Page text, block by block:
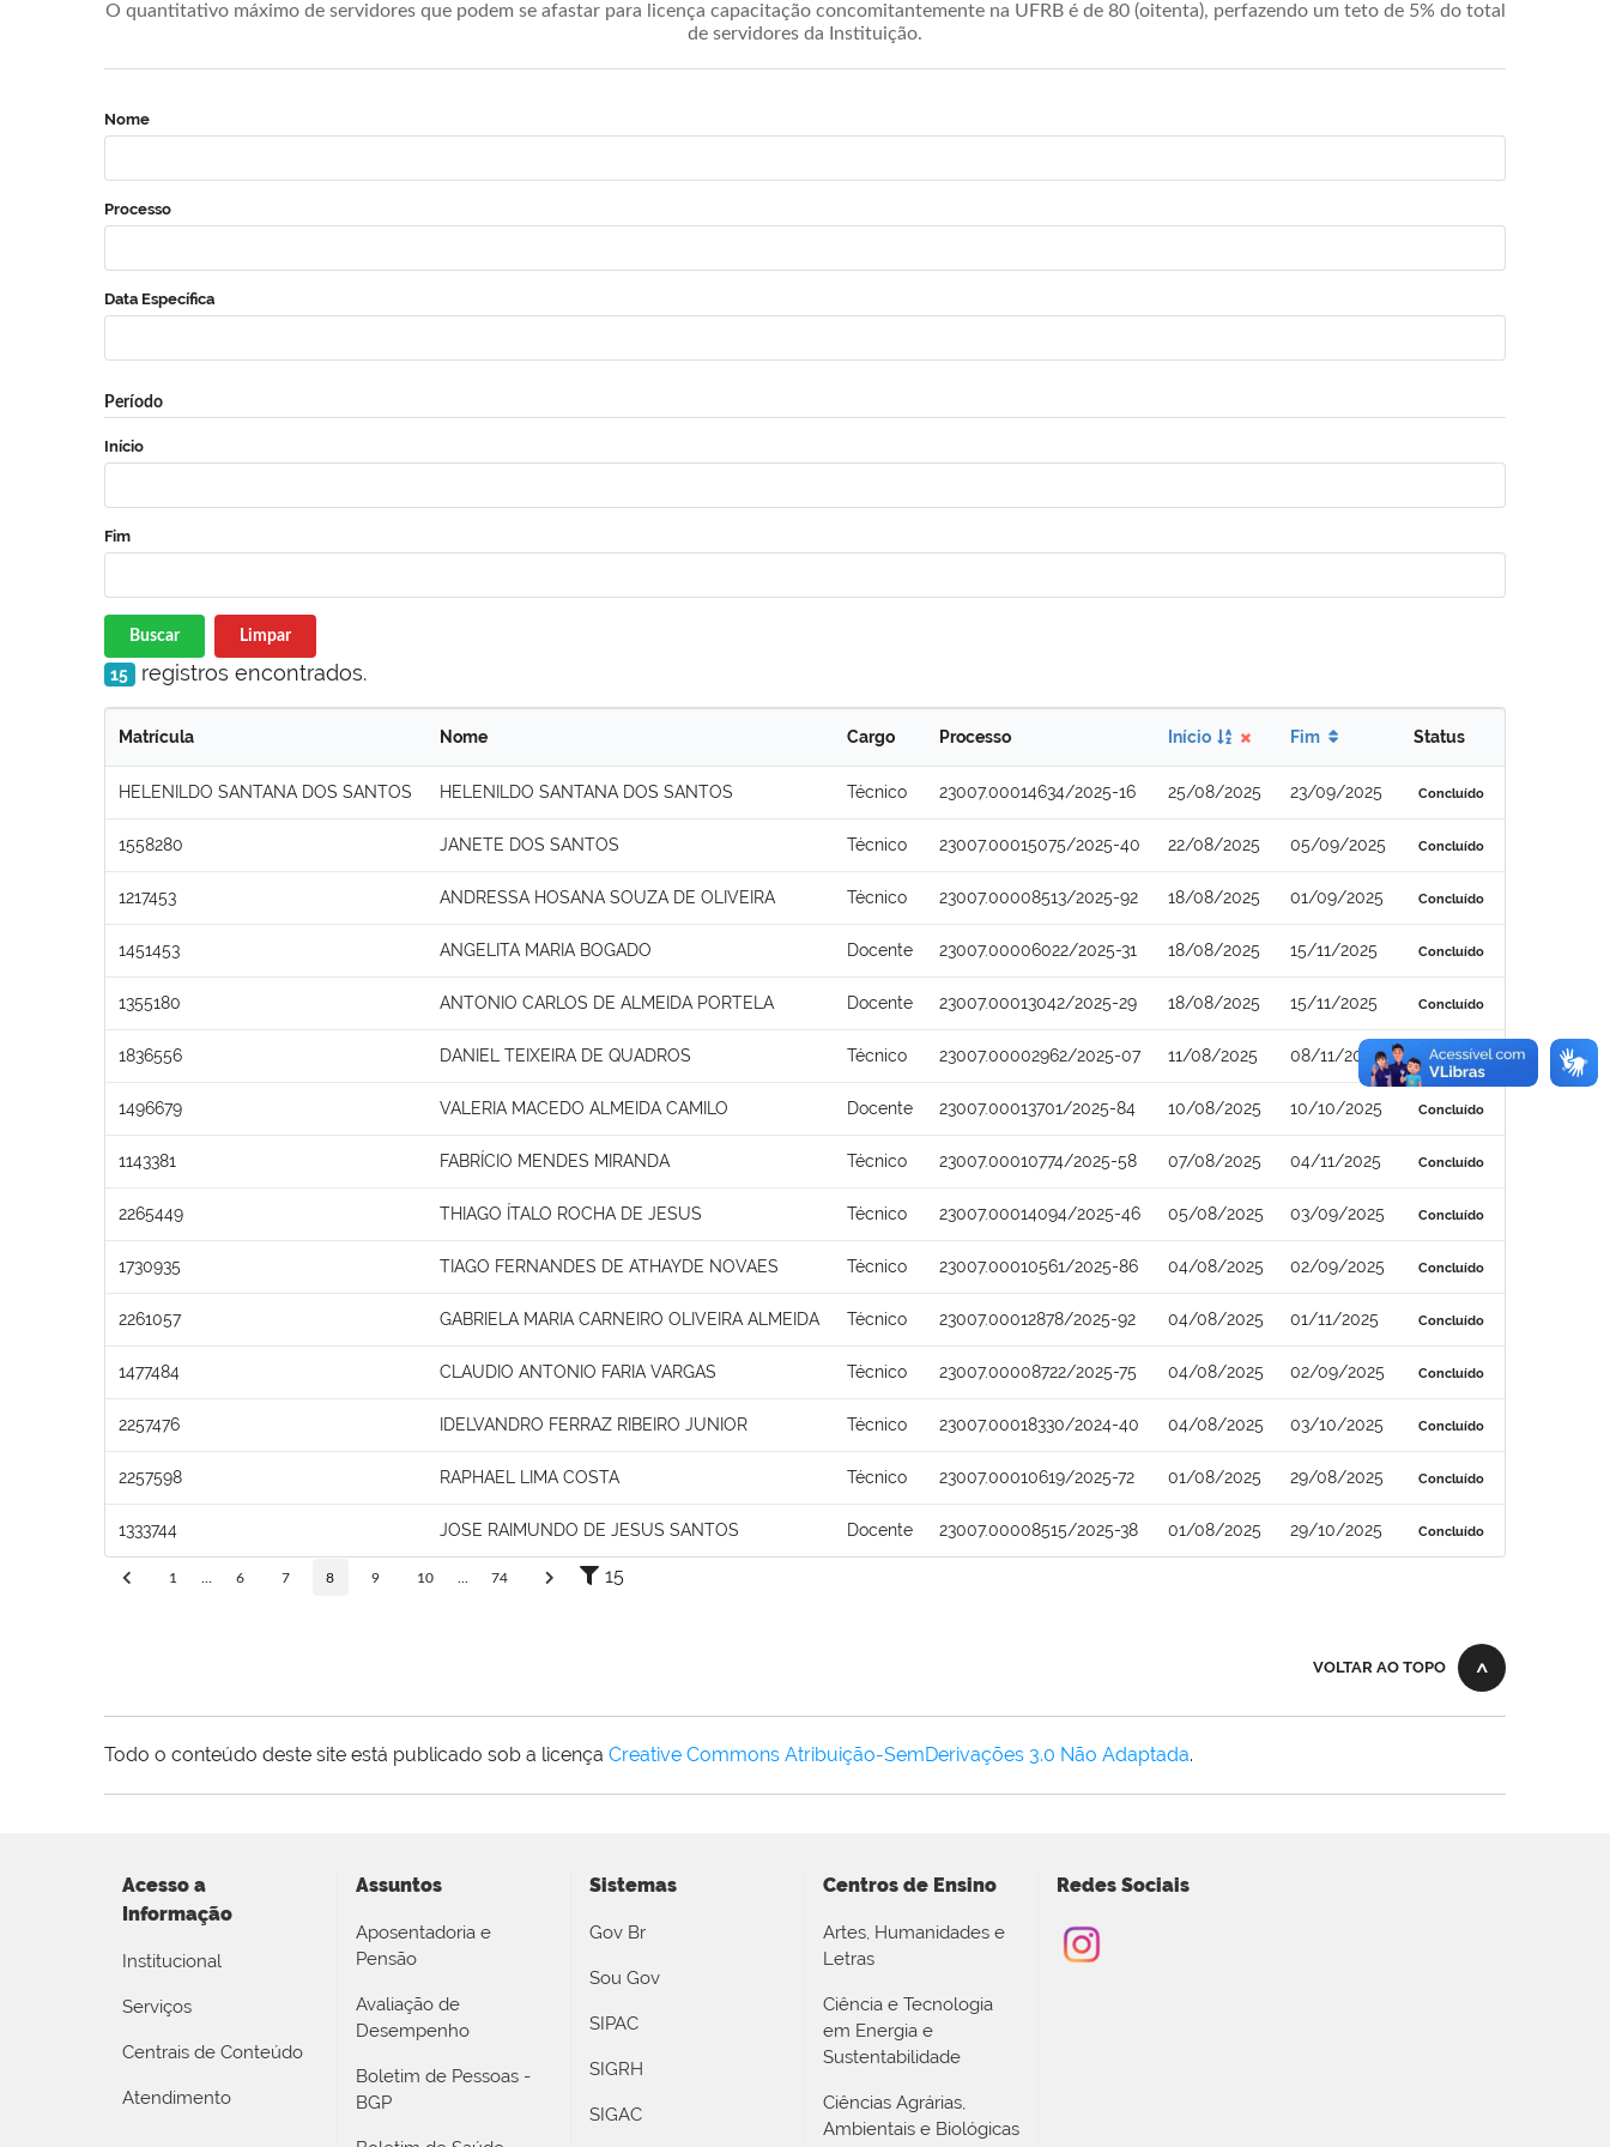
O quantitativo máximo de servidores que podem se afastar para licença capacitação concomitantemente na UFRB é de 80 (oitenta), perfazendo um teto de 5% do total
de servidores da Instituição.
Nome
Processo
Data Específica
Período
Início
Fim
Buscar Limpar
15 registros encontrados.
Matrícula Nome Cargo Processo Início Fim Status
HELENILDO SANTANA DOS SANTOS HELENILDO SANTANA DOS SANTOS Técnico 23007.00014634/2025-16 25/08/2025 23/09/2025 Concluído
1558280 JANETE DOS SANTOS Técnico 23007.00015075/2025-40 22/08/2025 05/09/2025 Concluído
1217453 ANDRESSA HOSANA SOUZA DE OLIVEIRA Técnico 23007.00008513/2025-92 18/08/2025 01/09/2025 Concluído
1451453 ANGELITA MARIA BOGADO Docente 23007.00006022/2025-31 18/08/2025 15/11/2025 Concluído
1355180 ANTONIO CARLOS DE ALMEIDA PORTELA Docente 23007.00013042/2025-29 18/08/2025 15/11/2025 Concluído
1836556 DANIEL TEIXEIRA DE QUADROS Técnico 23007.00002962/2025-07 11/08/2025 08/11/2025 Concluído
1496679 VALERIA MACEDO ALMEIDA CAMILO Docente 23007.00013701/2025-84 10/08/2025 10/10/2025 Concluído
1143381 FABRÍCIO MENDES MIRANDA Técnico 23007.00010774/2025-58 07/08/2025 04/11/2025 Concluído
2265449 THIAGO ÍTALO ROCHA DE JESUS Técnico 23007.00014094/2025-46 05/08/2025 03/09/2025 Concluído
1730935 TIAGO FERNANDES DE ATHAYDE NOVAES Técnico 23007.00010561/2025-86 04/08/2025 02/09/2025 Concluído
2261057 GABRIELA MARIA CARNEIRO OLIVEIRA ALMEIDA Técnico 23007.00012878/2025-92 04/08/2025 01/11/2025 Concluído
1477484 CLAUDIO ANTONIO FARIA VARGAS Técnico 23007.00008722/2025-75 04/08/2025 02/09/2025 Concluído
2257476 IDELVANDRO FERRAZ RIBEIRO JUNIOR Técnico 23007.00018330/2024-40 04/08/2025 03/10/2025 Concluído
2257598 RAPHAEL LIMA COSTA Técnico 23007.00010619/2025-72 01/08/2025 29/08/2025 Concluído
1333744 JOSE RAIMUNDO DE JESUS SANTOS Docente 23007.00008515/2025-38 01/08/2025 29/10/2025 Concluído
1 6 7 8 9 10 74 15
VOLTAR AO TOPO
Todo o conteúdo deste site está publicado sob a licença Creative Commons Atribuição-SemDerivações 3.0 Não Adaptada.
Acesso a
Informação
Institucional
Serviços
Centrais de Conteúdo
Atendimento
Assuntos
Aposentadoria e
Pensão
Avaliação de
Desempenho
Boletim de Pessoas -
BGP
Sistemas
Gov Br
Sou Gov
SIPAC
SIGRH
SIGAC
Centros de Ensino
Artes, Humanidades e
Letras
Ciência e Tecnologia
em Energia e
Sustentabilidade
Ciências Agrárias,
Ambientais e Biológicas
Redes Sociais